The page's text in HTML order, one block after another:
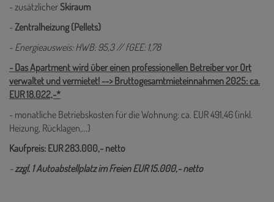
- zusätzlicher Skiraum
-Zentralheizung (Pellets)
- Energieausweis: HWB: 95,3 // fGEE: 1,78
- Das Apartment wird über einen professionellen Betreiber vor Ort
verwaltet und vermietet! --> Bruttogesamtmieteinnahmen 2025: ca.
EUR 18.022,-*
- monatliche Betriebskosten für die Wohnung: ca. EUR 491,46 (inkl.
Heizung, Rücklagen,...)
Kaufpreis: EUR 283.000,- netto
-zzgl. 1 Autoabstellplatz im Freien EUR 15.000,- netto